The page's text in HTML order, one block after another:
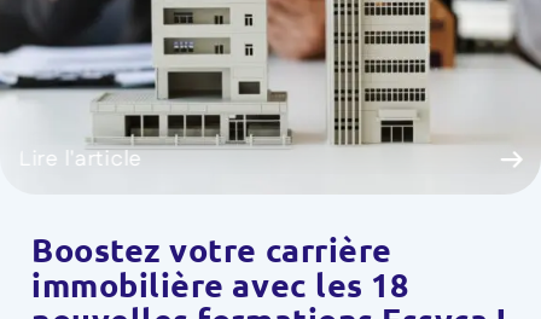
Lire l'article
Boostez votre carrière
immobilière avec les 18